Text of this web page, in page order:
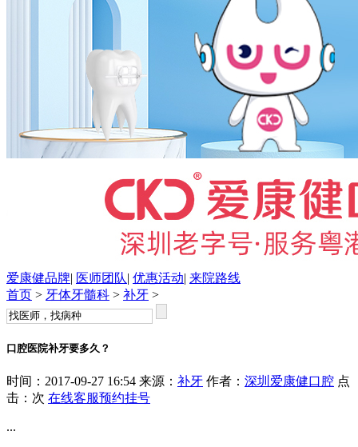
爱康健品牌| 医师团队| 优惠活动| 来院路线
首页 > 牙体牙髓科 > 补牙 >
口腔医院补牙要多久？
时间：2017-09-27 16:54 来源： 补牙 作者： 深圳爱康健口腔 点
击： 次 在线客服预约挂号
...